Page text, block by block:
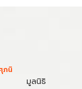
ภนิ
มูลนิธิ